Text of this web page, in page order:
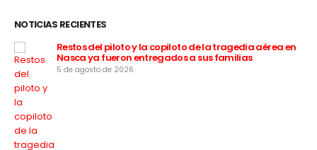
NOTICIAS RECIENTES
Restos del piloto y la copiloto de la tragedia aérea en
Nasca ya fueron entregados a sus familias
5 de agosto de 2026